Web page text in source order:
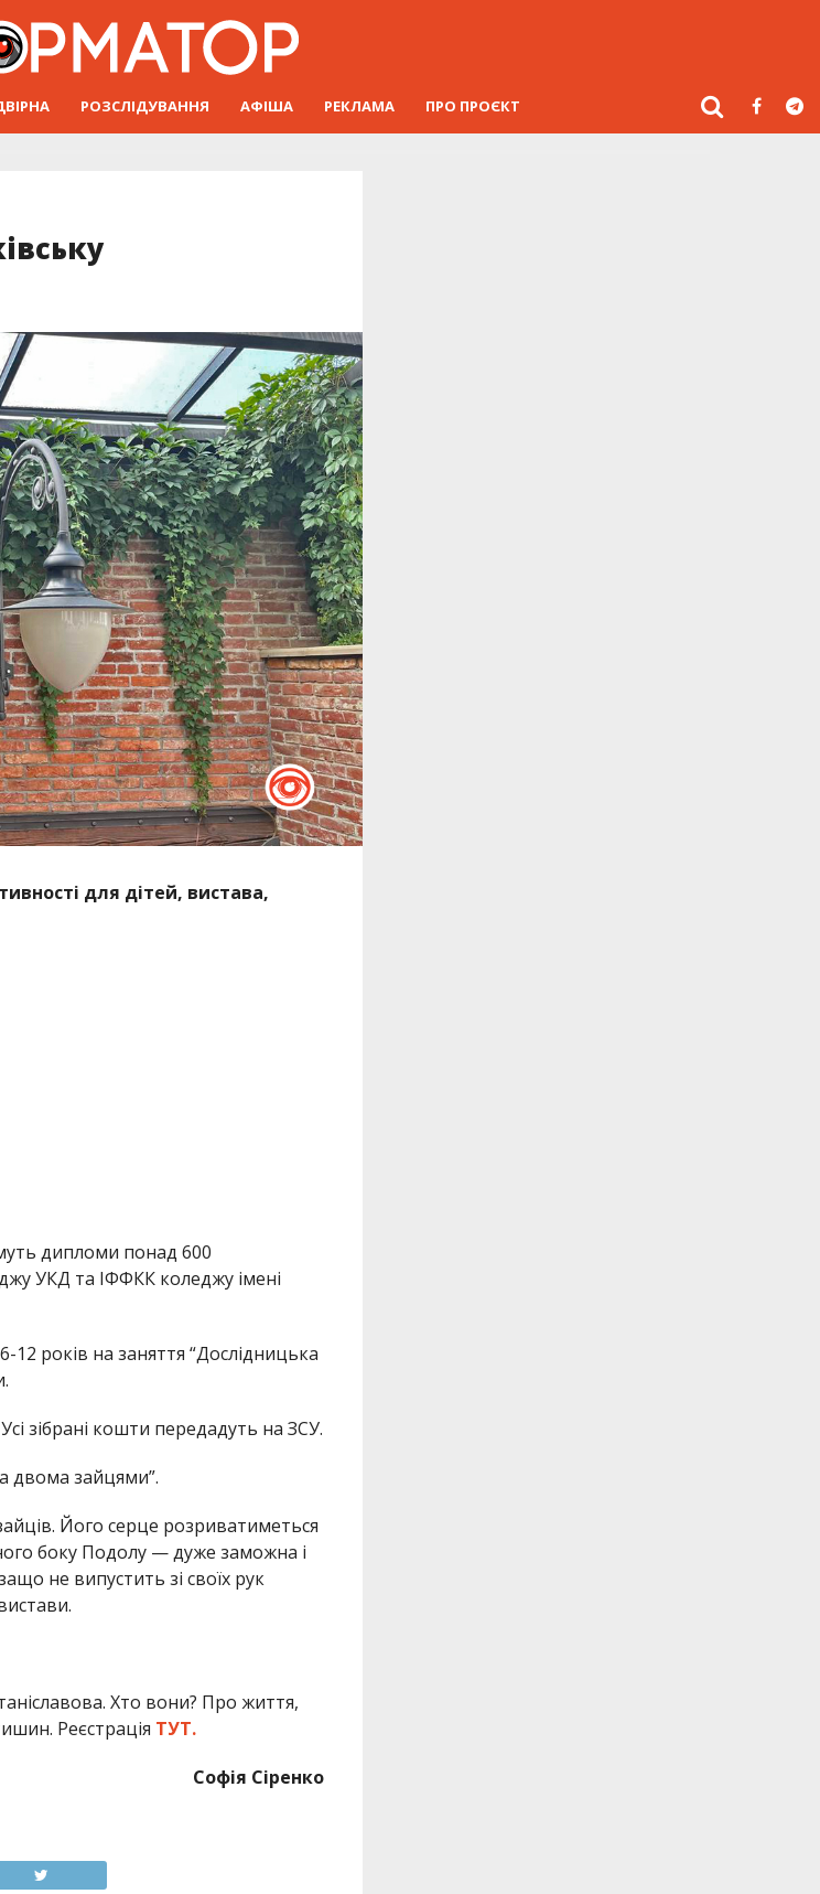
РОЗСЛІДУВАННЯ АФІША РЕКЛАМА ПРО ПРОЄКТ
для дітей, вистава,
дипломи понад 600
УКД та ІФФКК коледжу імені
12 років на заняття “Дослідницька
зібрані кошти передадуть на ЗСУ.
двома зайцями”.
Його серце розриватиметься
боку Подолу — дуже заможна і
не випустить зі своїх рук
Хто вони? Про життя,
Реєстрація ТУТ.
Софія Сіренко